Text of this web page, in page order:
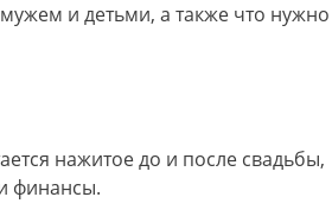
и детьми, а также что нужно
нажитое до и после свадьбы,
финансы.